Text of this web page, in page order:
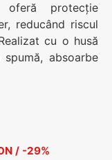
oferă protecție
reducând riscul
cu o husă
absoarbe
/ -29%